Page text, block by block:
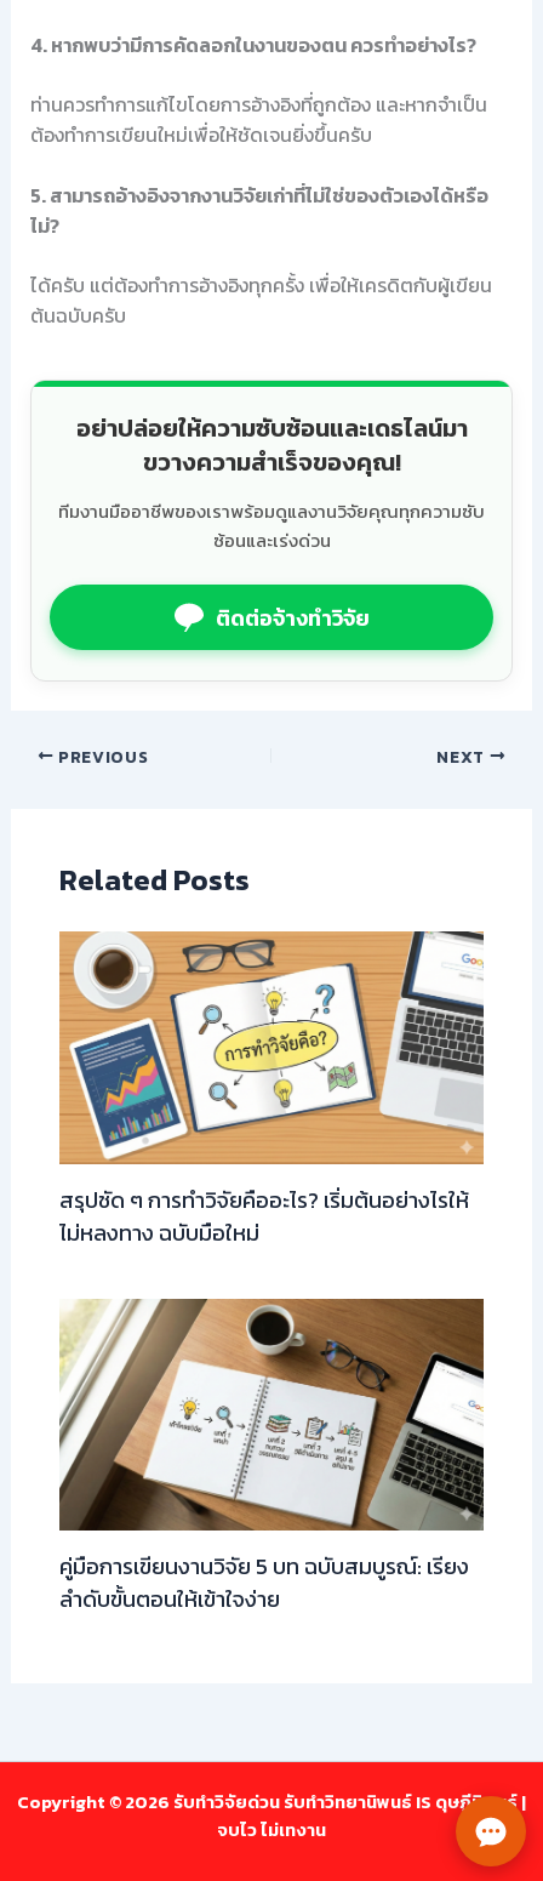
4. หากพบว่ามีการคัดลอกในงานของตน ควรทำอย่างไร?
ท่านควรทำการแก้ไขโดยการอ้างอิงที่ถูกต้อง และหากจำเป็น
ต้องทำการเขียนใหม่เพื่อให้ชัดเจนยิ่งขึ้นครับ
5. สามารถอ้างอิงจากงานวิจัยเก่าที่ไม่ใช่ของตัวเองได้หรือ
ไม่?
ได้ครับ แต่ต้องทำการอ้างอิงทุกครั้ง เพื่อให้เครดิตกับผู้เขียน
ต้นฉบับครับ
อย่าปล่อยให้ความซับซ้อนและเดธไลน์มา
ขวางความสำเร็จของคุณ!
ทีมงานมืออาชีพของเราพร้อมดูแลงานวิจัยคุณทุกความซับ
ซ้อนและเร่งด่วน
ติดต่อจ้างทำวิจัย
PREVIOUS NEXT
Related Posts
สรุปชัด ๆ การทำวิจัยคืออะไร? เริ่มต้นอย่างไรให้
ไม่หลงทาง ฉบับมือใหม่
คู่มือการเขียนงานวิจัย 5 บท ฉบับสมบูรณ์: เรียง
ลำดับขั้นตอนให้เข้าใจง่าย
Copyright © 2026 รับทำวิจัยด่วน รับทำวิทยานิพนธ์ IS ดุษฎีนิพนธ์ |
จบไว ไม่เทงาน